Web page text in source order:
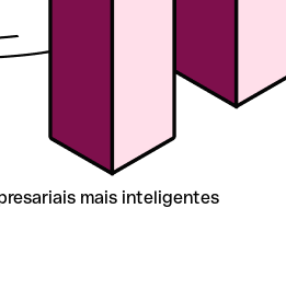
mais inteligentes